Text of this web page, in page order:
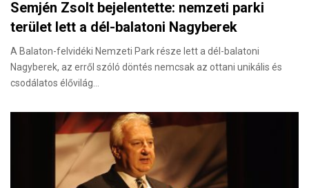
Semjén Zsolt bejelentette: nemzeti parki
terület lett a dél-balatoni Nagyberek
A Balaton-felvidéki Nemzeti Park része lett a dél-balatoni
Nagyberek, az erről szóló döntés nemcsak az ottani unikális és
csodálatos élővilág…